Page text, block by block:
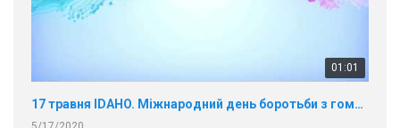
17 травня IDAHO. Міжнародний день боротьби з гомофобією трансфобією і біфобія.
В цьому році, пандемія та COVІD-19 не дали нам можливості
провести вуличні акції. Наше відео-звернення про те, що